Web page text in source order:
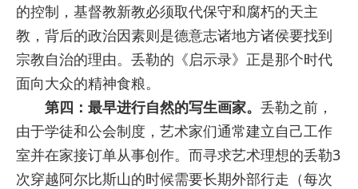
的控制，基督教新教必须取代保守和腐朽的天主
教，背后的政治因素则是德意志诸地方诸侯要找到
宗教自治的理由。丢勒的《启示录》正是那个时代
面向大众的精神食粮。
第四：最早进行自然的写生画家。 丢勒之前，
由于学徒和公会制度，艺术家们通常建立自己工作
室并在家接订单从事创作。而寻求艺术理想的丢勒3
次穿越阿尔比斯山的时候需要长期外部行走（每次